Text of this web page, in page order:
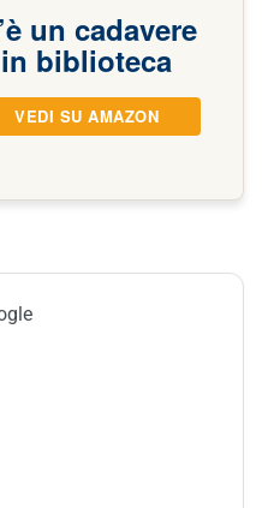
un cadavere
in biblioteca
VEDI SU AMAZON